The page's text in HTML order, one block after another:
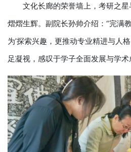
文化长廊的荣誉墙上，考研之
熠熠生辉。副院长孙帅介绍：“完满
为’探索兴趣，更推动专业精进与人
足凝视，感叹于学子全面发展与学术